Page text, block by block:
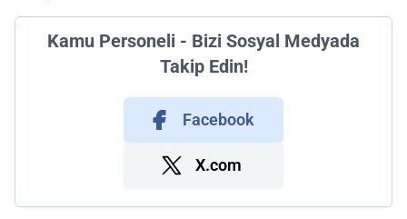
Kamu Personeli - Bizi Sosyal Medyada
Takip Edin!
Facebook
X.com